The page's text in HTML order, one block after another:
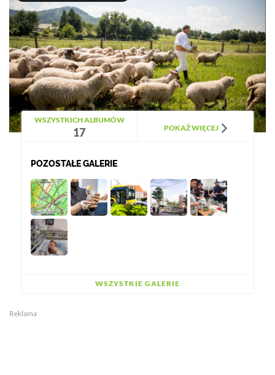
WSZYSTKICH ALBUMÓW
17 POKAŻ WIĘCEJ
POZOSTAŁE GALERIE
WSZYSTKIE GALERIE
Reklama